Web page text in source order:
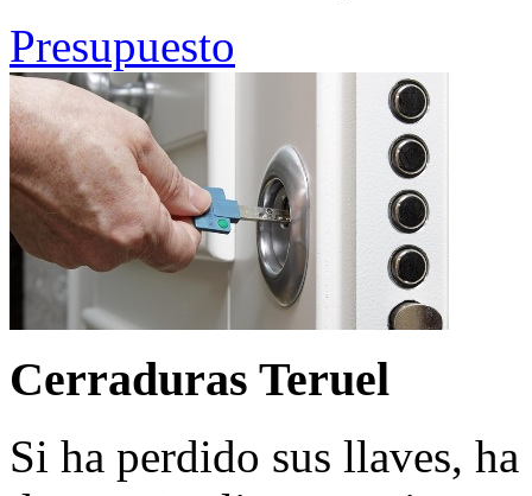
Presupuesto
Cerraduras Teruel
Si ha perdido sus llaves,